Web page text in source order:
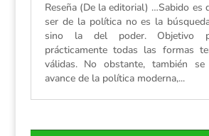
Reseña (De la editorial) …Sabido es
ser de la política no es la
sino la del poder. Objetivo
prácticamente todas las formas
válidas. No obstante, también
avance de la política moderna,...